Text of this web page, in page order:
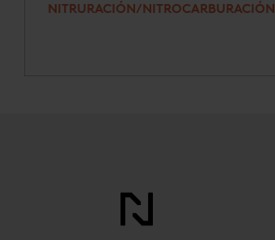
NITRURACIÓN/NITROCARBURACIÓN